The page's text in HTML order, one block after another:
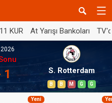
KUR At Yarışı Bankoları
1 S. Rotterdam
B B M G G
Yeni